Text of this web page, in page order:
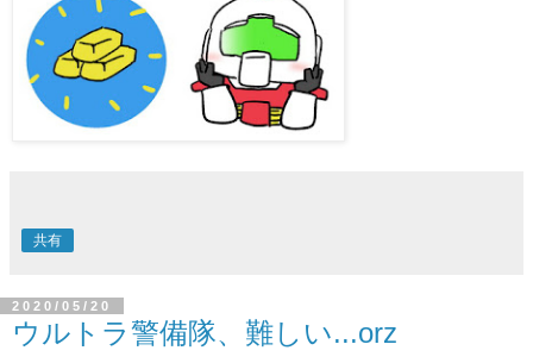
共有
2020/05/20
ウルトラ警備隊、難しい...orz